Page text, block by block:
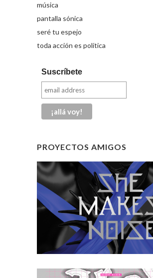
música
pantalla sónica
seré tu espejo
toda acción es política
Suscríbete
PROYECTOS AMIGOS